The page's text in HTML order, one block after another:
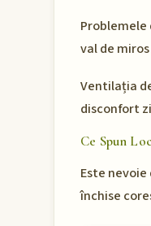
Problemele
val de
Ventilația
disconfort
Ce Spun
Este
închise